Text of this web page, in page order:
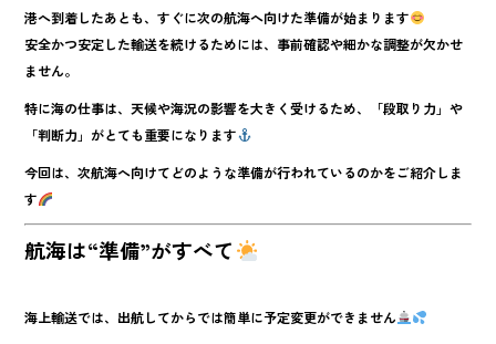
港へ到着したあとも、すぐに次の航海へ向けた準備が始まります
安全かつ安定した輸送を続けるためには、事前確認や細かな調整が欠かせ
ません。
特に海の仕事は、天候や海況の影響を大きく受けるため、「段取り力」や
「判断力」がとても重要になります
今回は、次航海へ向けてどのような準備が行われているのかをご紹介しま
す
航海は“準備”がすべて
海上輸送では、出航してからでは簡単に予定変更ができません